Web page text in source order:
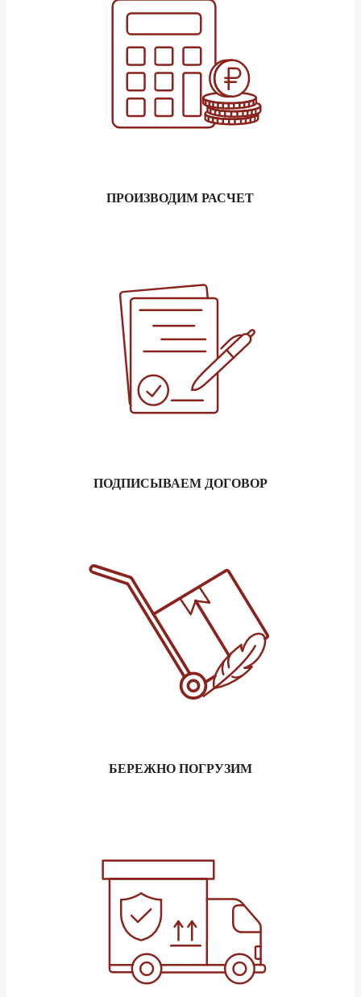
ПРОИЗВОДИМ РАСЧЕТ
ПОДПИСЫВАЕМ ДОГОВОР
БЕРЕЖНО ПОГРУЗИМ